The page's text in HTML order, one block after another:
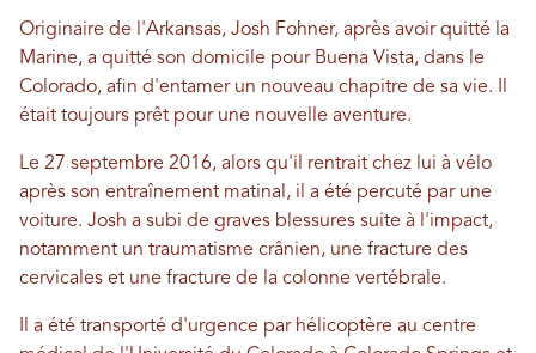
Originaire de l'Arkansas, Josh Fohner, après avoir quitté la
Marine, a quitté son domicile pour Buena Vista, dans le
Colorado, afin d'entamer un nouveau chapitre de sa vie. Il
était toujours prêt pour une nouvelle aventure.
Le 27 septembre 2016, alors qu'il rentrait chez lui à vélo
après son entraînement matinal, il a été percuté par une
voiture. Josh a subi de graves blessures suite à l'impact,
notamment un traumatisme crânien, une fracture des
cervicales et une fracture de la colonne vertébrale.
Il a été transporté d'urgence par hélicoptère au centre